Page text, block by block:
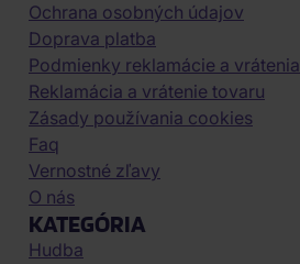
Ochrana osobných údajov
Doprava platba
Podmienky reklamácie a vrátenia
Reklamácia a vrátenie tovaru
Zásady používania cookies
Faq
Vernostné zľavy
O nás
KATEGÓRIA
Hudba